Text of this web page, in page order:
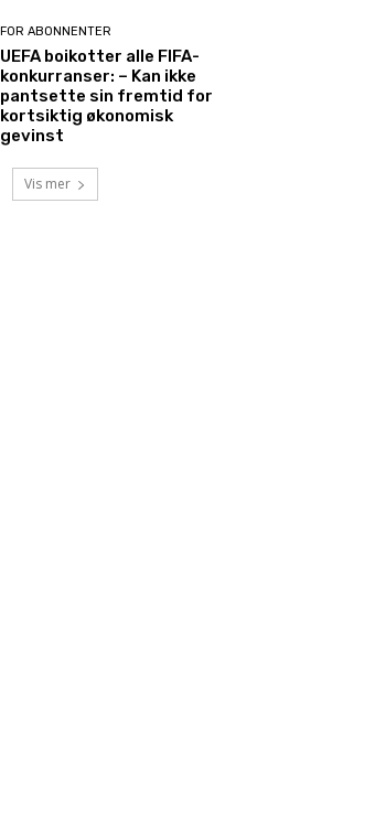
FOR ABONNENTER
UEFA boikotter alle FIFA-
konkurranser: – Kan ikke
pantsette sin fremtid for
kortsiktig økonomisk
gevinst
Vis mer